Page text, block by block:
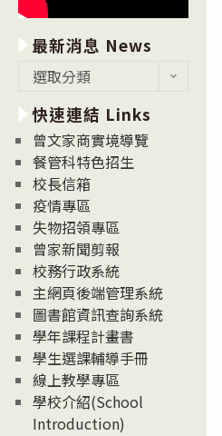
最新消息 News
消
息
News
選取分類
快速連結 Links
曾文家商實境導覽
餐管科特色招生
校長信箱
疫情專區
失物招領專區
曾家新聞剪報
校務行政系統
主網頁後端管理系統
圖書館資訊查詢系統
學年課程計畫書
學生選課輔導手冊
線上教學專區
學校介紹(School
Introduction)